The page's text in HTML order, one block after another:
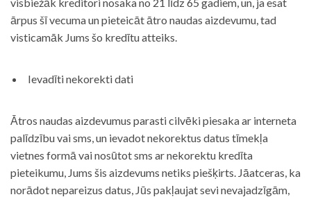
ārpus šī vecuma un pieteicāt ātro naudas aizdevumu, tad
visticamāk Jums šo kredītu atteiks.
Ievadīti nekorekti dati
Ātros naudas aizdevumus parasti cilvēki piesaka ar interneta
palīdzību vai sms, un ievadot nekorektus datus tīmekļa
vietnes formā vai nosūtot sms ar nekorektu kredīta
pieteikumu, Jums šis aizdevums netiks piešķirts. Jāatceras, ka
norādot nepareizus datus, Jūs pakļaujat sevi nevajadzīgām,